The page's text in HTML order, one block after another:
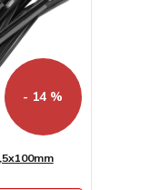
- 14 %